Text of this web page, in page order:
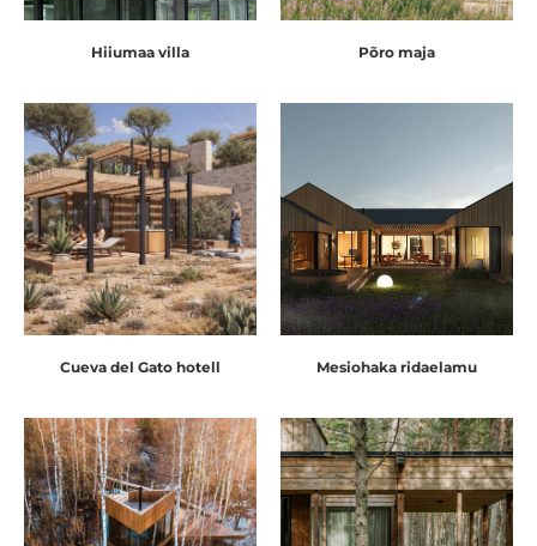
Hiiumaa villa Põro maja
Cueva del Gato hotell Mesiohaka ridaelamu